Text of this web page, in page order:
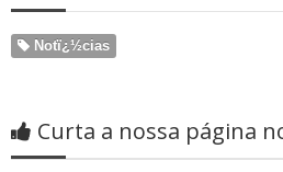
Notï¿½cias
Curta a nossa página